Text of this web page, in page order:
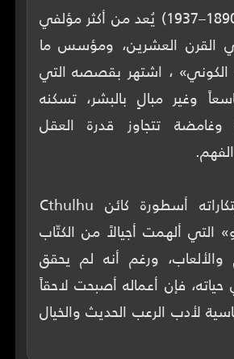
كاتب أمريكي (1890–1937) يُعد من أكثر مؤلفي
القرن العشرين، ومؤسس ما
الكوني» ، اشتهر بقصصه التي
وغير مبالٍ بالبشر، تسكنه
وغامضة تتجاوز قدرة العقل
ومن أشهر ابتكاراته أسطورة كائن Cthulhu
التي ألهمت أجيالاً من الكتّاب
والألعاب، ورغم أنه لم يحقق
فإن أعماله أصبحت لاحقاً
لأدب الرعب الحديث والخيال